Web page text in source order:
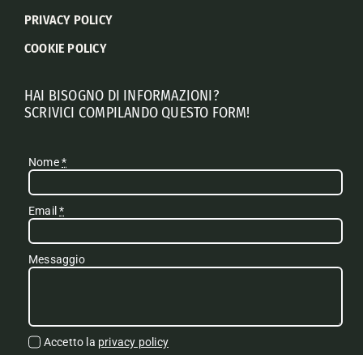
PRIVACY POLICY
COOKIE POLICY
HAI BISOGNO DI INFORMAZIONI?
SCRIVICI COMPILANDO QUESTO FORM!
Nome*
Email*
Messaggio
Accetto la privacy policy